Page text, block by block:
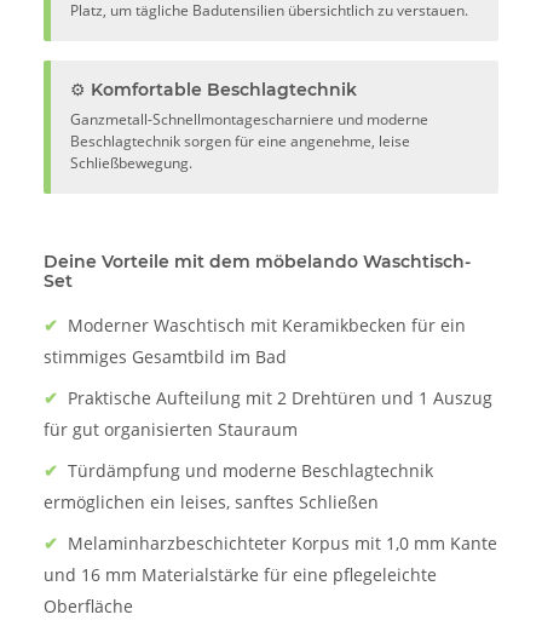
Platz, um tägliche Badutensilien übersichtlich zu verstauen.
⚙️ Komfortable Beschlagtechnik
Ganzmetall-Schnellmontagescharniere und moderne
Beschlagtechnik sorgen für eine angenehme, leise
Schließbewegung.
Deine Vorteile mit dem möbelando Waschtisch-
Set
✔ Moderner Waschtisch mit Keramikbecken für ein
stimmiges Gesamtbild im Bad
✔ Praktische Aufteilung mit 2 Drehtüren und 1 Auszug
für gut organisierten Stauraum
✔ Türdämpfung und moderne Beschlagtechnik
ermöglichen ein leises, sanftes Schließen
✔ Melaminharzbeschichteter Korpus mit 1,0 mm Kante
und 16 mm Materialstärke für eine pflegeleichte
Oberfläche